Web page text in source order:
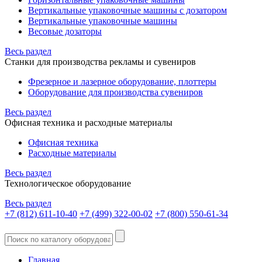
Вертикальные упаковочные машины с дозатором
Вертикальные упаковочные машины
Весовые дозаторы
Весь раздел
Станки для производства рекламы и сувениров
Фрезерное и лазерное оборудование, плоттеры
Оборудование для производства сувениров
Весь раздел
Офисная техника и расходные материалы
Офисная техника
Расходные материалы
Весь раздел
Технологическое оборудование
Весь раздел
+7 (812) 611-10-40 +7 (499) 322-00-02 +7 (800) 550-61-34
Главная